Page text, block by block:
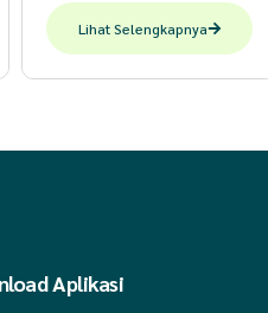
Lihat Selengkapnya
Aplikasi